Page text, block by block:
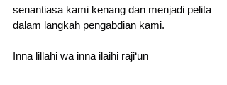
senantiasa kami kenang dan menjadi pelita
dalam langkah pengabdian kami.
Innā lillāhi wa innā ilaihi rāji‘ūn